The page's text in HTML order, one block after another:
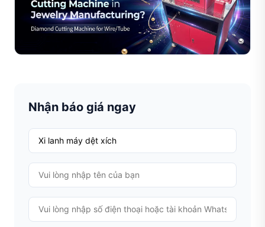
Khám phá cách máy cắt dây kim cương giúp nâng cao độ
chính xác, hiệu suất và chất lượng trong quy trình sản
xuất trang sức. Tìm hiểu về các tính năng, vật liệu,...
Đọc toàn bộ bài viết
Nhận báo giá ngay